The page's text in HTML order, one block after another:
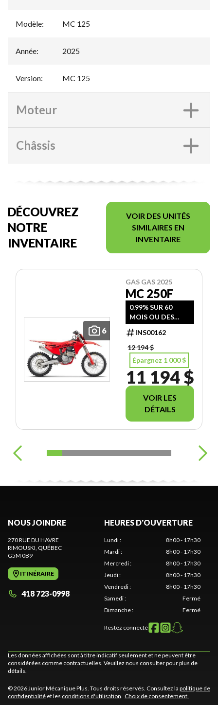
Modèle: MC 125
Année: 2025
Version: MC 125
Moteur
Châssis
DÉCOUVREZ
NOTRE
INVENTAIRE
VOIR DES UNITÉS
SIMILAIRES EN
INVENTAIRE
6
GAS GAS 2025
MC 250F
0.99% SUR 60
MOIS OU DES
RABAIS ALLANT
JUSQU'A 3000 $
SUR CERTAIN
MODEL
INS00162
12 194 $
Épargnez 1 000 $
11 194 $
VOIR LES
DÉTAILS
NOUS JOINDRE
270 RUE DU HAVRE
RIMOUSKI , QUÉBEC
G5M 0B9
ITINÉRAIRE
418 723-0998
HEURES D'OUVERTURE
Lundi:
8h00 - 17h30
Mardi:
8h00 - 17h30
Mercredi:
8h00 - 17h30
Jeudi:
8h00 - 17h30
Vendredi:
8h00 - 17h30
Samedi:
Fermé
Dimanche: Fermé
Restez connecté
Les données affichées sont à titre indicatif seulement et ne peuvent être
considérées comme contractuelles. Veuillez nous consulter pour plus de
détails.
© 2026 Junior Mécanique Plus. Tous droits réservés. Consultez la politique de
confidentialité et les conditions d'utilisation Choix de consentement.